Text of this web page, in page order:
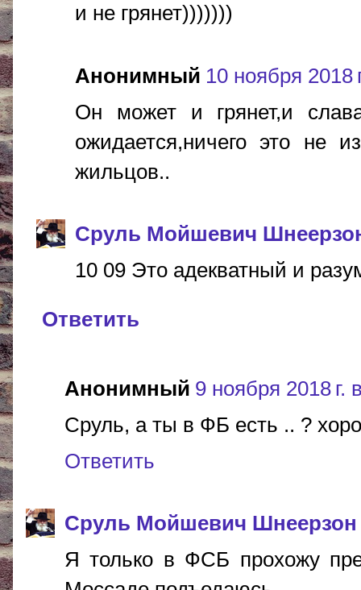
и не грянет)))))))
Анонимный 10 ноября 2018
Он может и грянет,и
ожидается,ничего это не
жильцов..
Сруль Мойшевич
10 09 Это адекватный и
Ответить
Анонимный 9 ноября 2018 г.
Сруль, а ты в ФБ есть .. ?
Ответить
Сруль Мойшевич Шнеерзон
Я только в ФСБ прохожу